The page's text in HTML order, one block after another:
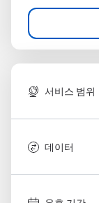
서비스 범위
데이터